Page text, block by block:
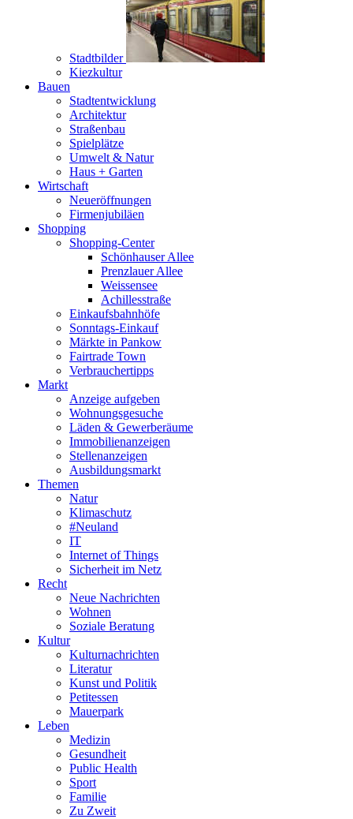
Stadtbilder
Kiezkultur
Bauen
Stadtentwicklung
Architektur
Straßenbau
Spielplätze
Umwelt & Natur
Haus + Garten
Wirtschaft
Neueröffnungen
Firmenjubiläen
Shopping
Shopping-Center
Schönhauser Allee
Prenzlauer Allee
Weissensee
Achillesstraße
Einkaufsbahnhöfe
Sonntags-Einkauf
Märkte in Pankow
Fairtrade Town
Verbrauchertipps
Markt
Anzeige aufgeben
Wohnungsgesuche
Läden & Gewerberäume
Immobilienanzeigen
Stellenanzeigen
Ausbildungsmarkt
Themen
Natur
Klimaschutz
#Neuland
IT
Internet of Things
Sicherheit im Netz
Recht
Neue Nachrichten
Wohnen
Soziale Beratung
Kultur
Kulturnachrichten
Literatur
Kunst und Politik
Petitessen
Mauerpark
Leben
Medizin
Gesundheit
Public Health
Sport
Familie
Zu Zweit